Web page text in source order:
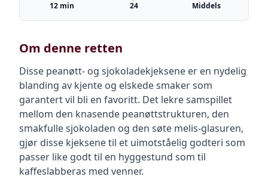
12 min 24 Middels
Om denne retten
Disse peanøtt- og sjokoladekjeksene er en nydelig
blanding av kjente og elskede smaker som
garantert vil bli en favoritt. Det lekre samspillet
mellom den knasende peanøttstrukturen, den
smakfulle sjokoladen og den søte melis-glasuren,
gjør disse kjeksene til et uimotståelig godteri som
passer like godt til en hyggestund som til
kaffeslabberas med venner.